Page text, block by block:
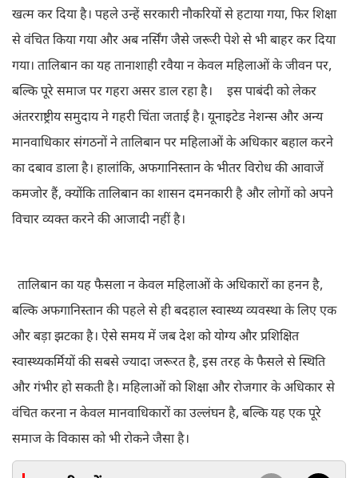
खत्म कर दिया है। पहले उन्हें सरकारी नौकरियों से हटाया गया, फिर शिक्षा
से वंचित किया गया और अब नर्सिंग जैसे जरूरी पेशे से भी बाहर कर दिया
गया। तालिबान का यह तानाशाही रवैया न केवल महिलाओं के जीवन पर,
बल्कि पूरे समाज पर गहरा असर डाल रहा है।
इस पाबंदी को लेकर
अंतरराष्ट्रीय समुदाय ने गहरी चिंता जताई है। यूनाइटेड नेशन्स और अन्य
मानवाधिकार संगठनों ने तालिबान पर महिलाओं के अधिकार बहाल करने
का दबाव डाला है। हालांकि, अफगानिस्तान के भीतर विरोध की आवाजें
कमजोर हैं, क्योंकि तालिबान का शासन दमनकारी है और लोगों को अपने
विचार व्यक्त करने की आजादी नहीं है।
तालिबान का यह फैसला न केवल महिलाओं के अधिकारों का हनन है,
बल्कि अफगानिस्तान की पहले से ही बदहाल स्वास्थ्य व्यवस्था के लिए एक
और बड़ा झटका है। ऐसे समय में जब देश को योग्य और प्रशिक्षित
स्वास्थ्यकर्मियों की सबसे ज्यादा जरूरत है, इस तरह के फैसले से स्थिति
और गंभीर हो सकती है। महिलाओं को शिक्षा और रोजगार के अधिकार से
वंचित करना न केवल मानवाधिकारों का उल्लंघन है, बल्कि यह एक पूरे
समाज के विकास को भी रोकने जैसा है।